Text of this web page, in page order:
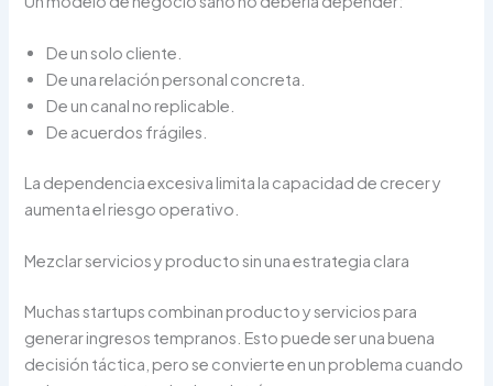
De un solo cliente.
De una relación personal concreta.
De un canal no replicable.
De acuerdos frágiles.
La dependencia excesiva limita la capacidad de crecer y
aumenta el riesgo operativo.
Mezclar servicios y producto sin una estrategia clara
Muchas startups combinan producto y servicios para
generar ingresos tempranos. Esto puede ser una buena
decisión táctica, pero se convierte en un problema cuando